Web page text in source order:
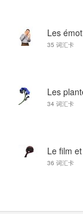
Les
35 词汇卡
Les
34 词汇卡
Le film
36 词汇卡